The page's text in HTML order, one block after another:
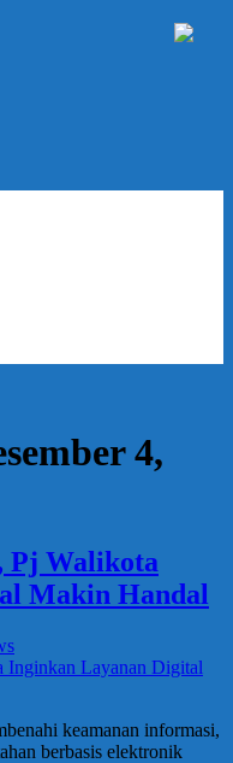
4,
Pj Walikota
Makin Handal
keamanan informasi,
berbasis elektronik